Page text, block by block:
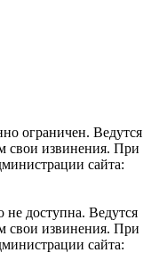
ограничен. Ведутся
свои извинения. При
сайта:
не доступна. Ведутся
свои извинения. При
сайта: